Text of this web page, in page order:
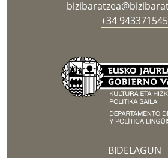
+34 943371545
BIDELAGUN